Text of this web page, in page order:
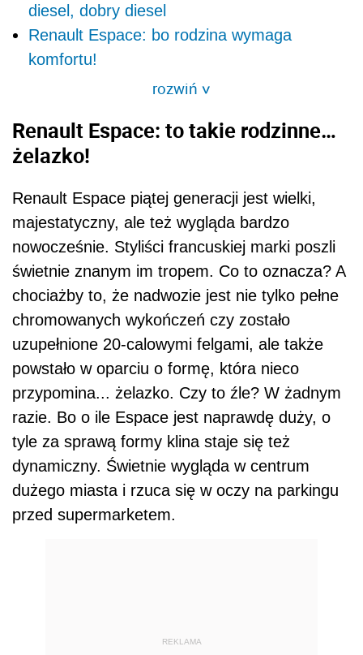
diesel, dobry diesel
Renault Espace: bo rodzina wymaga
komfortu!
rozwiń>
Renault Espace: to takie rodzinne…
żelazko!
Renault Espace piątej generacji jest wielki,
majestatyczny, ale też wygląda bardzo
nowocześnie. Styliści francuskiej marki poszli
świetnie znanym im tropem. Co to oznacza? A
chociażby to, że nadwozie jest nie tylko pełne
chromowanych wykończeń czy zostało
uzupełnione 20-calowymi felgami, ale także
powstało w oparciu o formę, która nieco
przypomina... żelazko. Czy to źle? W żadnym
razie. Bo o ile Espace jest naprawdę duży, o
tyle za sprawą formy klina staje się też
dynamiczny. Świetnie wygląda w centrum
dużego miasta i rzuca się w oczy na parkingu
przed supermarketem.
REKLAMA